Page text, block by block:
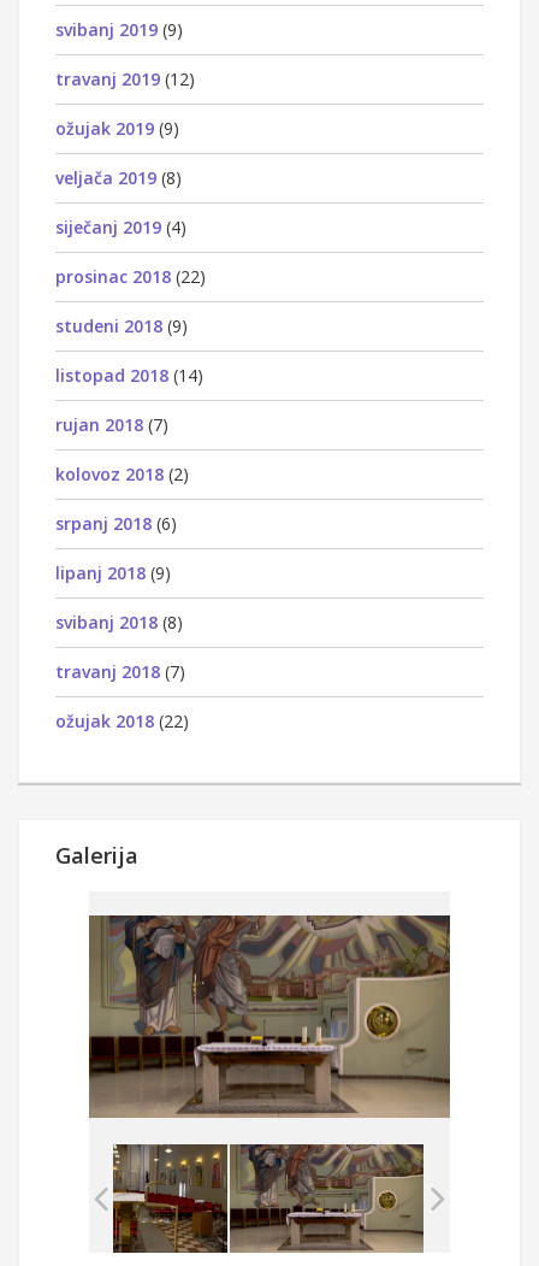
svibanj 2019 (9)
travanj 2019 (12)
ožujak 2019 (9)
veljača 2019 (8)
siječanj 2019 (4)
prosinac 2018 (22)
studeni 2018 (9)
listopad 2018 (14)
rujan 2018 (7)
kolovoz 2018 (2)
srpanj 2018 (6)
lipanj 2018 (9)
svibanj 2018 (8)
travanj 2018 (7)
ožujak 2018 (22)
Galerija